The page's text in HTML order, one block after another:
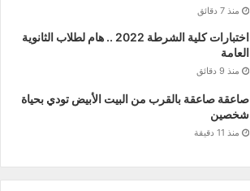
منذ 7 دقائق
اختبارات كلية الشرطة 2022 .. هام لطلاب الثانوية
العامة
منذ 9 دقائق
صاعقة صاعقة بالقرب من البيت الأبيض تودي بحياة
شخصين
منذ 11 دقيقة